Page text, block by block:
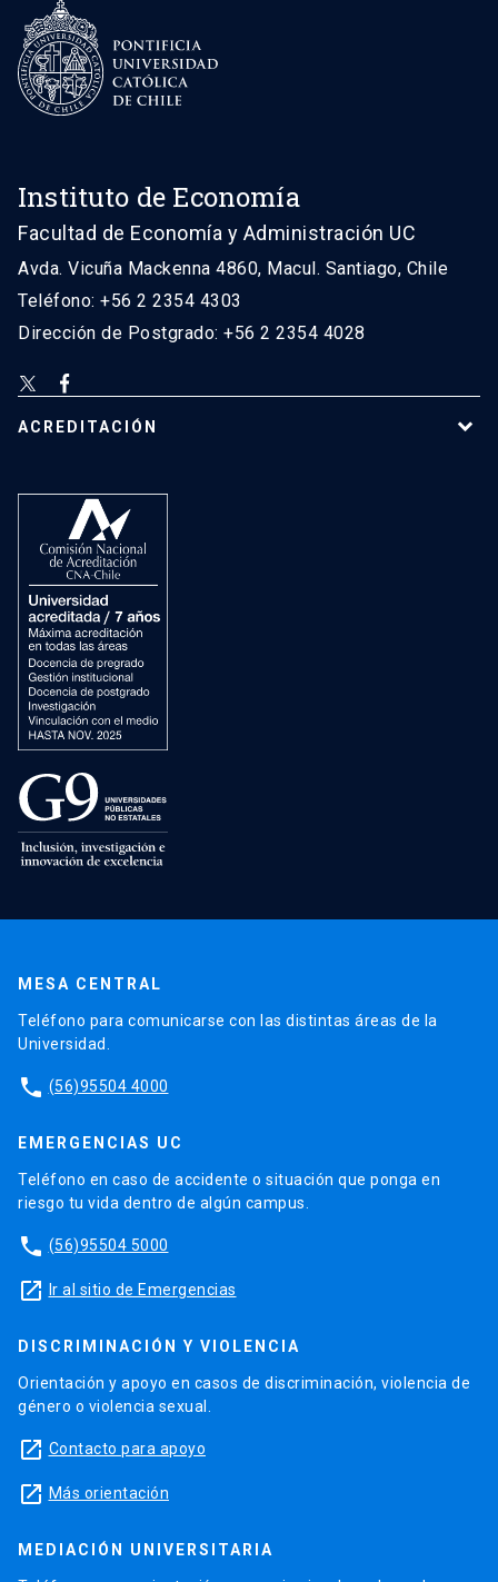
Instituto de Economía
Facultad de Economía y Administración UC
Avda. Vicuña Mackenna 4860, Macul. Santiago, Chile
Teléfono: +56 2 2354 4303
Dirección de Postgrado: +56 2 2354 4028
ACREDITACIÓN
MESA CENTRAL
Teléfono para comunicarse con las distintas áreas de la
Universidad.
phone (56)95504 4000
EMERGENCIAS UC
Teléfono en caso de accidente o situación que ponga en
riesgo tu vida dentro de algún campus.
phone (56)95504 5000
launch Ir al sitio de Emergencias
DISCRIMINACIÓN Y VIOLENCIA
Orientación y apoyo en casos de discriminación, violencia de
género o violencia sexual.
launch Contacto para apoyo
launch Más orientación
MEDIACIÓN UNIVERSITARIA